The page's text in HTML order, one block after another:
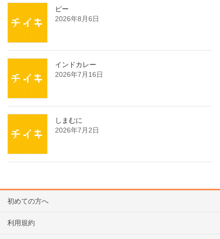
ピー
2026年8月6日
インドカレー
2026年7月16日
しまむに
2026年7月2日
初めての方へ
利用規約